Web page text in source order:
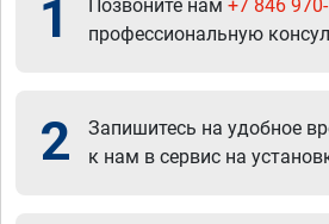
1 Позвоните нам +7 846
профессиональную
2
Запишитесь на удобное
к нам в сервис на